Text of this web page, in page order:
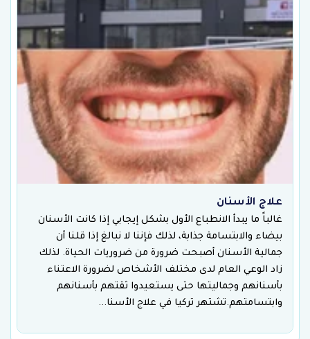
علاج الأسنان
غالباً ما يبدأ الانطباع الأول بشكل إيجابي إذا كانت الأسنان
بيضاء والابتسامة جذابة، لذلك فإننا لا نبالغ إذا قلنا أن
جمالية الأسنان أصبحت ضرورة من ضروريات الحياة. لذلك
زاد الوعي العام لدى مختلف الأشخاص لضرورة الاعتناء
بأسنانهم وجماليتها حتى يستعيدوا ثقتهم بأسنانهم
وابتسامتهم.تشتهر تركيا في علاج الأسنا...